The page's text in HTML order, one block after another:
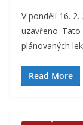
V pondělí 16. 2.
uzavřeno. Tato
plánovaných
Read More